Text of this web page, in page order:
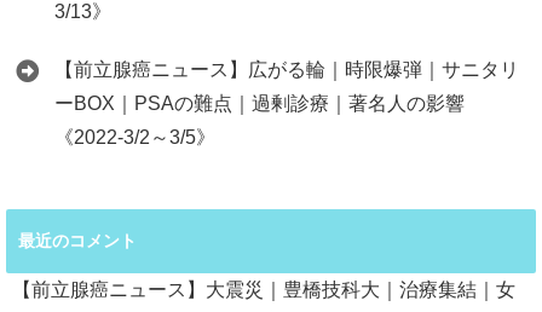
3/13》
【前立腺癌ニュース】広がる輪｜時限爆弾｜サニタリ
ーBOX｜PSAの難点｜過剰診療｜著名人の影響
《2022-3/2～3/5》
最近のコメント
【前立腺癌ニュース】大震災｜豊橋技科大｜治療集結｜女